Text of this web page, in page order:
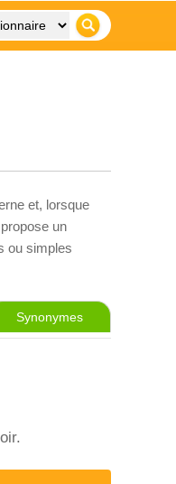
et, lorsque
un
ou simples
Synonymes